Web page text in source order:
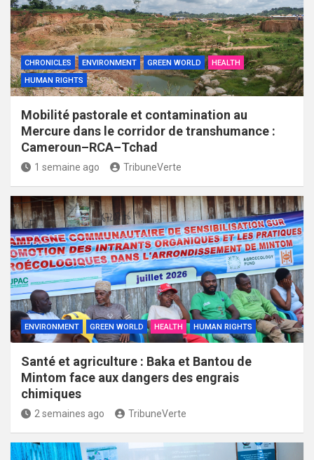
CHRONICLES ENVIRONMENT GREEN WORLD
HEALTH
HUMAN RIGHTS
Mobilité pastorale et contamination au
Mercure dans le corridor de transhumance :
Cameroun–RCA–Tchad
1 semaine ago TribuneVerte
ENVIRONMENT GREEN WORLD HEALTH HUMAN RIGHTS
Santé et agriculture : Baka et Bantou de
Mintom face aux dangers des engrais
chimiques
2 semaines ago TribuneVerte